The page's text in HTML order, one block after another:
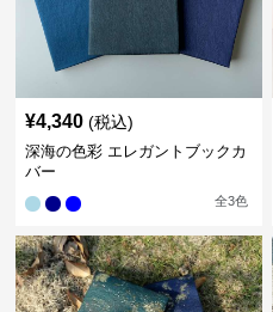
¥4,340 (税込)
深海の色彩 エレガントブックカ
バー
全3色